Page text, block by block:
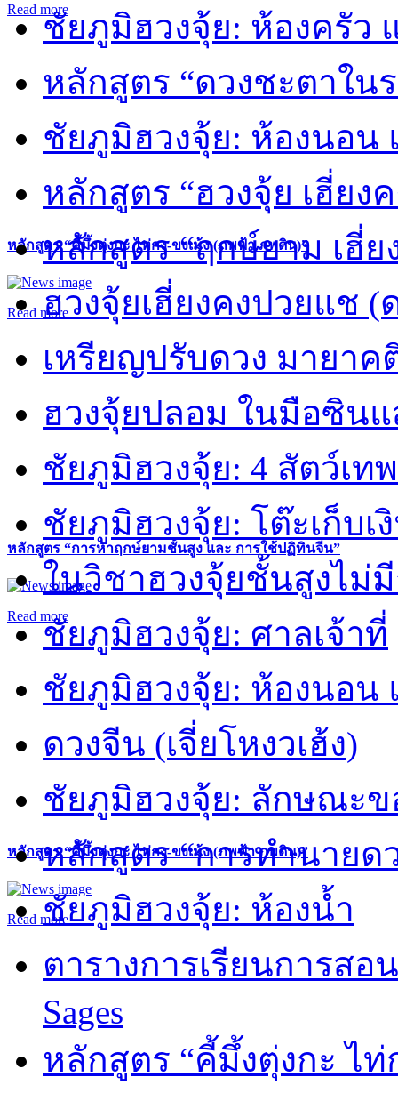
Read more
หลักสูตร “คี้มึ้งตุ่งกะ ไท่กง-ขงเม้ง (ภพฟ้า ภพดิน)”
Read more
หลักสูตร “การหาฤกษ์ยามชั้นสูง และ การใช้ปฏิทินจีน”
Read more
หลักสูตร “คี้มึ้งตุ่งกะ ไท่กง-ขงเม้ง (ภพฟ้า ภพดิน)”
Read more
ชัยภูมิฮวงจุ้ย: ห้องครัว
หลักสูตร “ดวงชะตาใน
ชัยภูมิฮวงจุ้ย: ห้องนอน
หลักสูตร “ฮวงจุ้ย เฮี่ยง
หลักสูตร “ฤกษ์ยาม เฮี่ย
ฮวงจุ้ยเฮี่ยงคงปวยแช (
เหรียญปรับดวง มายา
ฮวงจุ้ยปลอม ในมือซิน
ชัยภูมิฮวงจุ้ย: 4 สัตว์เทพ
ชัยภูมิฮวงจุ้ย: โต๊ะเก็บเ
ในวิชาฮวงจุ้ยชั้นสูงไม่
ชัยภูมิฮวงจุ้ย: ศาลเจ้าที่
ชัยภูมิฮวงจุ้ย: ห้องนอน
ดวงจีน (เจี่ยโหงวเฮ้ง)
ชัยภูมิฮวงจุ้ย: ลักษณะ
หลักสูตร “การทำนายด
ชัยภูมิฮวงจุ้ย: ห้องน้ำ
ตารางการเรียนการส
Sages
หลักสูตร “คี้มึ้งตุ่งกะ ไ